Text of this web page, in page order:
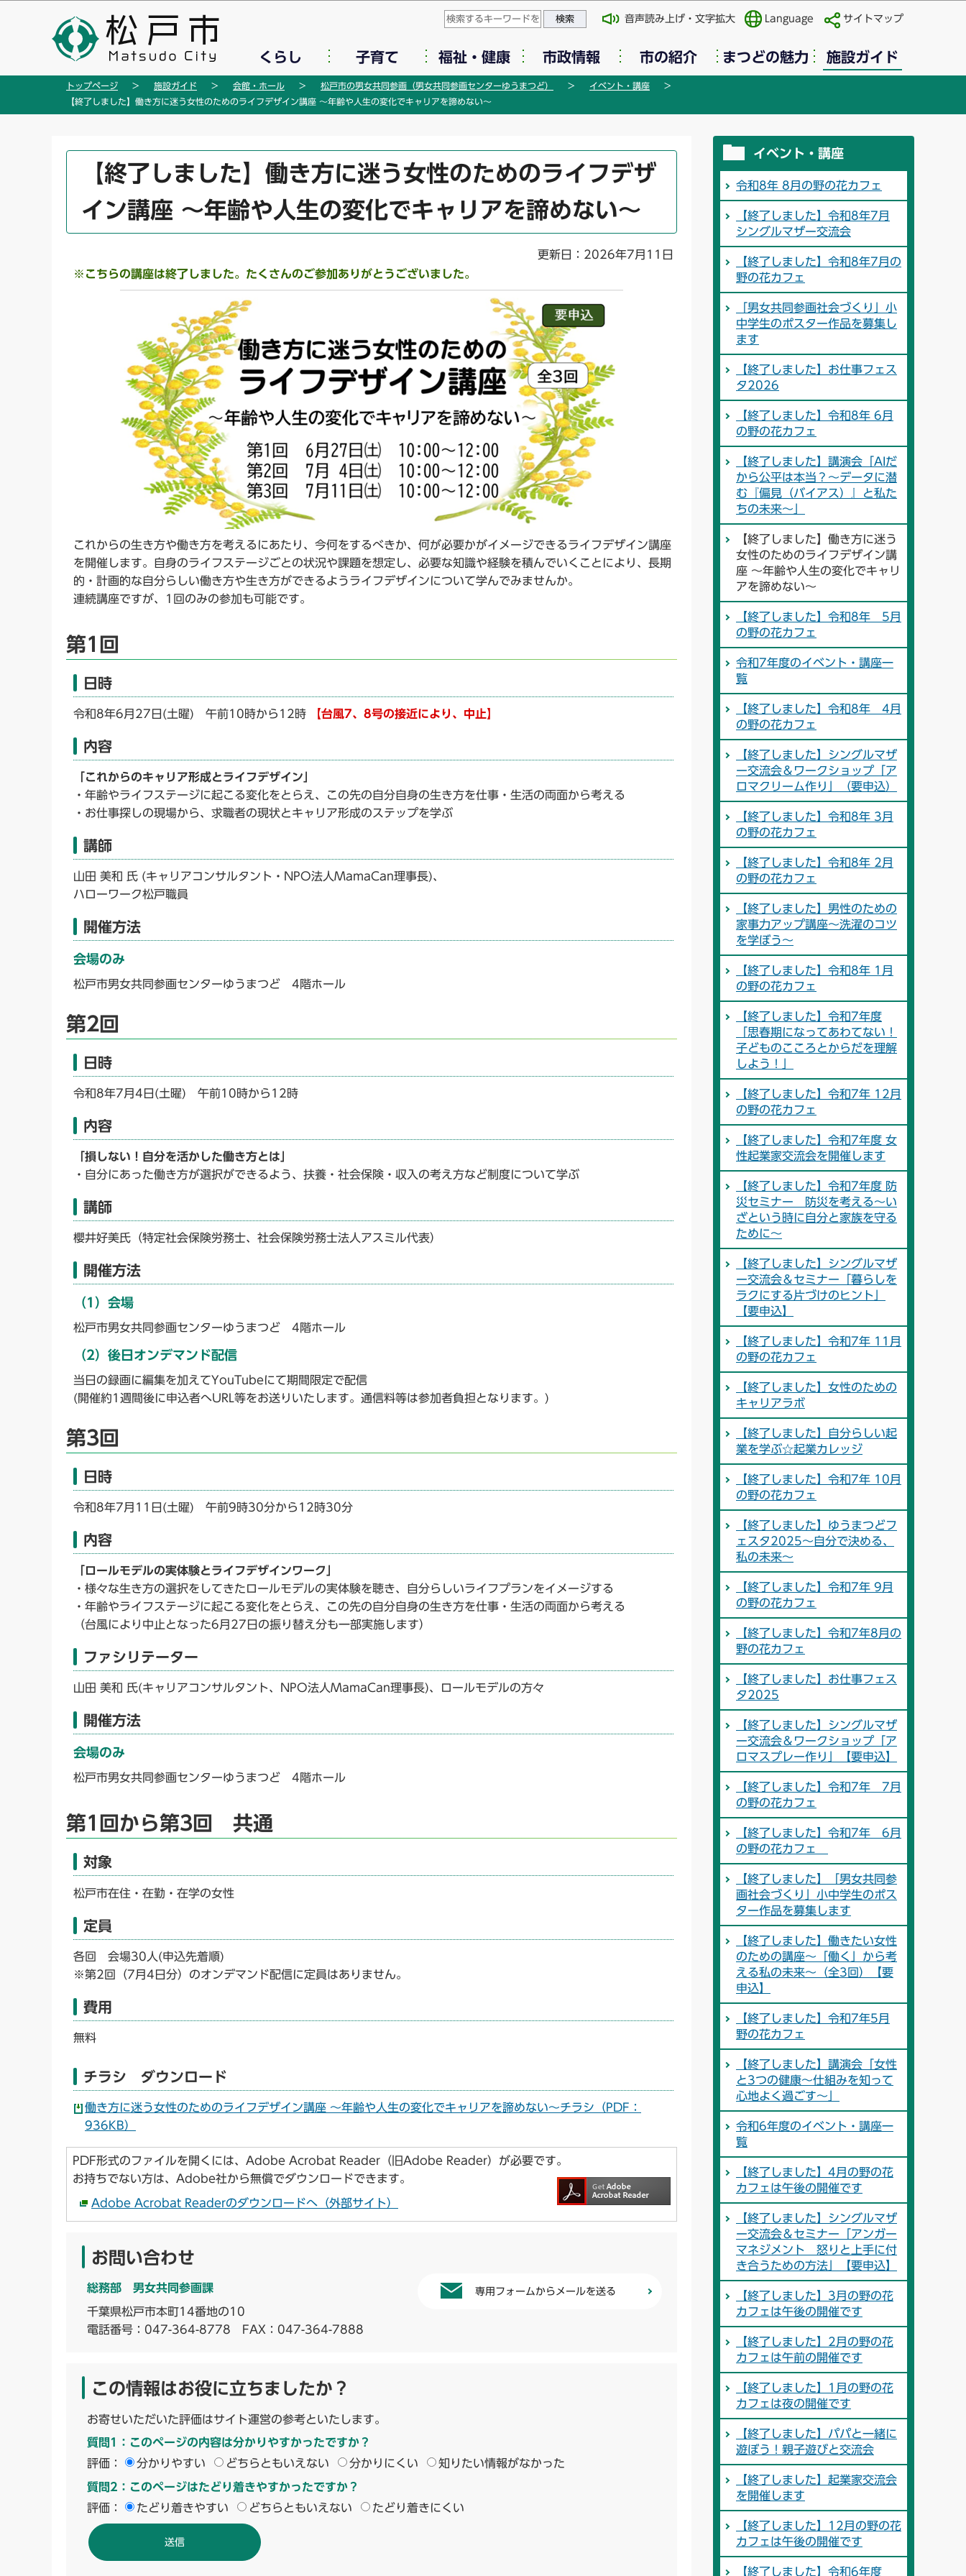
先
このページの本文へ移動
音声読み上げ・文字拡大 Language サイトマップ
くらし 子育て 福祉・健康 市政情報 市の紹介 まつどの魅力 施設ガイド
トップページ 施設ガイド 会館・ホール 松戸市の男女共同参画（男女共同参画センターゆうまつど）
イベント・講座
【終了しました】働き方に迷う女性のためのライフデザイン講座 ～年齢や人生の変化でキャリアを諦めない～
か
【終了しました】働き方に迷う女性のためのライフデザ
イン講座 ～年齢や人生の変化でキャリアを諦めない～
更新日：2026年7月11日
※こちらの講座は終了しました。たくさんのご参加ありがとうございました。
これからの生き方や働き方を考えるにあたり、今何をするべきか、何が必要かがイメージできるライフデザイン講座
を開催します。自身のライフステージごとの状況や課題を想定し、必要な知識や経験を積んでいくことにより、長期
的・計画的な自分らしい働き方や生き方ができるようライフデザインについて学んでみませんか。
連続講座ですが、1回のみの参加も可能です。
第1回
日時
令和8年6月27日(土曜) 午前10時から12時 【台風7、8号の接近により、中止】
内容
「これからのキャリア形成とライフデザイン」
・年齢やライフステージに起こる変化をとらえ、この先の自分自身の生き方を仕事・生活の両面から考える
・お仕事探しの現場から、求職者の現状とキャリア形成のステップを学ぶ
講師
山田 美和 氏 (キャリアコンサルタント・NPO法人MamaCan理事長)、
ハローワーク松戸職員
開催方法
会場のみ
松戸市男女共同参画センターゆうまつど 4階ホール
第2回
日時
令和8年7月4日(土曜) 午前10時から12時
内容
「損しない！自分を活かした働き方とは」
・自分にあった働き方が選択ができるよう、扶養・社会保険・収入の考え方など制度について学ぶ
講師
櫻井好美氏（特定社会保険労務士、社会保険労務士法人アスミル代表）
開催方法
（1）会場
松戸市男女共同参画センターゆうまつど 4階ホール
（2）後日オンデマンド配信
当日の録画に編集を加えてYouTubeにて期間限定で配信
(開催約1週間後に申込者へURL等をお送りいたします。通信料等は参加者負担となります。)
第3回
日時
令和8年7月11日(土曜) 午前9時30分から12時30分
内容
「ロールモデルの実体験とライフデザインワーク」
・様々な生き方の選択をしてきたロールモデルの実体験を聴き、自分らしいライフプランをイメージする
・年齢やライフステージに起こる変化をとらえ、この先の自分自身の生き方を仕事・生活の両面から考える
（台風により中止となった6月27日の振り替え分も一部実施します）
ファシリテーター
山田 美和 氏(キャリアコンサルタント、NPO法人MamaCan理事長)、ロールモデルの方々
開催方法
会場のみ
松戸市男女共同参画センターゆうまつど 4階ホール
第1回から第3回 共通
対象
松戸市在住・在勤・在学の女性
定員
各回 会場30人(申込先着順)
※第2回（7月4日分）のオンデマンド配信に定員はありません。
費用
無料
チラシ ダウンロード
働き方に迷う女性のためのライフデザイン講座 ～年齢や人生の変化でキャリアを諦めない～チラシ（PDF：
936KB）
PDF形式のファイルを開くには、Adobe Acrobat Reader（旧Adobe Reader）が必要です。
お持ちでない方は、Adobe社から無償でダウンロードできます。
Adobe Acrobat Readerのダウンロードへ（外部サイト）
お問い合わせ
総務部 男女共同参画課
千葉県松戸市本町14番地の10
電話番号： 047-364-8778 FAX：047-364-7888
専用フォームからメールを送る
この情報はお役に立ちましたか？
お寄せいただいた評価はサイト運営の参考といたします。
質問1：このページの内容は分かりやすかったですか？
評価：
分かりやすい どちらともいえない 分かりにくい 知りたい情報がなかった
質問2：このページはたどり着きやすかったですか？
評価：
たどり着きやすい どちらともいえない たどり着きにくい
イベント・講座
令和8年 8月の野の花カフェ
【終了しました】令和8年7月
シングルマザー交流会
【終了しました】令和8年7月の
野の花カフェ
「男女共同参画社会づくり」小
中学生のポスター作品を募集し
ます
【終了しました】お仕事フェス
タ2026
【終了しました】令和8年 6月
の野の花カフェ
【終了しました】講演会「AIだ
から公平は本当？～データに潜
む『偏見（バイアス）』と私た
ちの未来～」
【終了しました】働き方に迷う
女性のためのライフデザイン講
座 ～年齢や人生の変化でキャリ
アを諦めない～
【終了しました】令和8年 5月
の野の花カフェ
令和7年度のイベント・講座一
覧
【終了しました】令和8年 4月
の野の花カフェ
【終了しました】シングルマザ
ー交流会＆ワークショップ「ア
ロマクリーム作り」（要申込）
【終了しました】令和8年 3月
の野の花カフェ
【終了しました】令和8年 2月
の野の花カフェ
【終了しました】男性のための
家事力アップ講座～洗濯のコツ
を学ぼう～
【終了しました】令和8年 1月
の野の花カフェ
【終了しました】令和7年度
「思春期になってあわてない！
子どものこころとからだを理解
しよう！」
【終了しました】令和7年 12月
の野の花カフェ
【終了しました】令和7年度 女
性起業家交流会を開催します
【終了しました】令和7年度 防
災セミナー 防災を考える～い
ざという時に自分と家族を守る
ために～
【終了しました】シングルマザ
ー交流会＆セミナー「暮らしを
ラクにする片づけのヒント」
【要申込】
【終了しました】令和7年 11月
の野の花カフェ
【終了しました】女性のための
キャリアラボ
【終了しました】自分らしい起
業を学ぶ☆起業カレッジ
【終了しました】令和7年 10月
の野の花カフェ
【終了しました】ゆうまつどフ
ェスタ2025～自分で決める、
私の未来～
【終了しました】令和7年 9月
の野の花カフェ
【終了しました】令和7年8月の
野の花カフェ
【終了しました】お仕事フェス
タ2025
【終了しました】シングルマザ
ー交流会＆ワークショップ「ア
ロマスプレー作り」【要申込】
【終了しました】令和7年 7月
の野の花カフェ
【終了しました】令和7年 6月
の野の花カフェ
【終了しました】「男女共同参
画社会づくり」小中学生のポス
ター作品を募集します
【終了しました】働きたい女性
のための講座～「働く」から考
える私の未来～（全3回）【要
申込】
【終了しました】令和7年5月
野の花カフェ
【終了しました】講演会「女性
と3つの健康～仕組みを知って
心地よく過ごす～」
令和6年度のイベント・講座一
覧
【終了しました】4月の野の花
カフェは午後の開催です
【終了しました】シングルマザ
ー交流会＆セミナー「アンガー
マネジメント 怒りと上手に付
き合うための方法」【要申込】
【終了しました】3月の野の花
カフェは午後の開催です
【終了しました】2月の野の花
カフェは午前の開催です
【終了しました】1月の野の花
カフェは夜の開催です
【終了しました】パパと一緒に
遊ぼう！親子遊びと交流会
【終了しました】起業家交流会
を開催します
【終了しました】12月の野の花
カフェは午後の開催です
【終了しました】令和6年度